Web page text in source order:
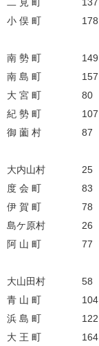
小 俣 町
178
南 勢 町 149
南 島 町
157
大 宮 町
80
紀 勢 町
107
御 薗 村
87
大内山村 25
度 会 町
83
伊 賀 町
78
島ケ原村
26
阿 山 町
77
大山田村 58
青 山 町
104
浜 島 町
122
大 王 町
164